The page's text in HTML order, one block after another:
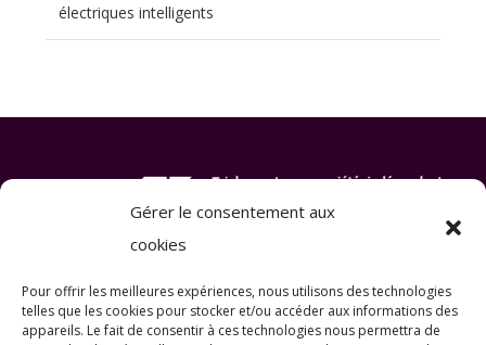
Gérer le consentement aux
cookies
Pour offrir les meilleures expériences, nous utilisons des technologies
telles que les cookies pour stocker et/ou accéder aux informations des
appareils. Le fait de consentir à ces technologies nous permettra de
électriques intelligents